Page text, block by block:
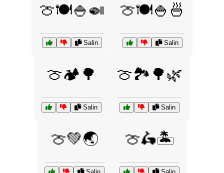
🍈🍽️🍚🍛
Salin
🍈🍽️🍚🍜
Salin
🍈🏕️🌳
Salin
🍈🏞️🌳🌿
Salin
🍈💚🌏 🍈🛵🏝️